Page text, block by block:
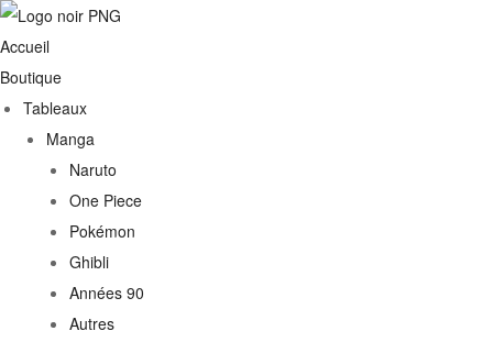
Accueil
Boutique
Tableaux
Manga
Naruto
One Piece
Pokémon
Ghibli
Années 90
Autres